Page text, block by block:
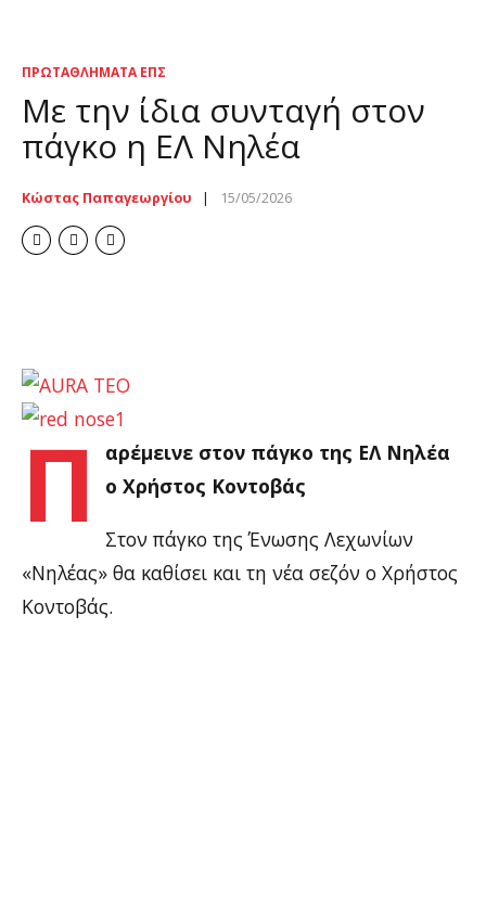
ΠΡΩΤΑΘΛΉΜΑΤΑ ΕΠΣ
Με την ίδια συνταγή στον
πάγκο η ΕΛ Νηλέα
Κώστας Παπαγεωργίου 15/05/2026
Π
αρέμεινε στον πάγκο της ΕΛ Νηλέα
ο Χρήστος Κοντοβάς
Στον πάγκο της Ένωσης Λεχωνίων
«Νηλέας» θα καθίσει και τη νέα σεζόν ο Χρήστος
Κοντοβάς.